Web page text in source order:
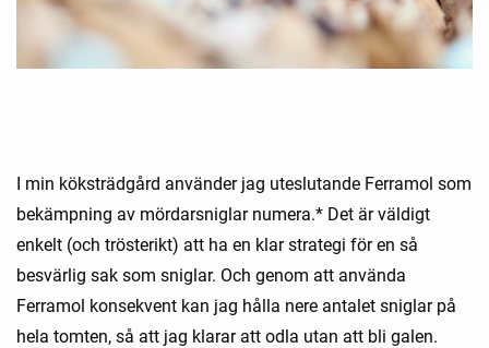
I min köksträdgård använder jag uteslutande Ferramol som
bekämpning av mördarsniglar numera.* Det är väldigt
enkelt (och trösterikt) att ha en klar strategi för en så
besvärlig sak som sniglar. Och genom att använda
Ferramol konsekvent kan jag hålla nere antalet sniglar på
hela tomten, så att jag klarar att odla utan att bli galen.